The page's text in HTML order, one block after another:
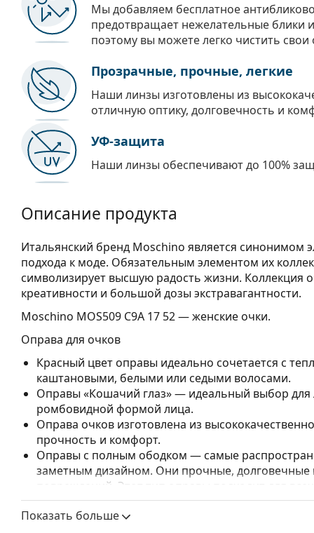
Мы добавляем бесплатное
предотвращает нежелательные блики
поэтому вы можете легко чистить свои
Прозрачные, прочные, легкие
Наши линзы изготовлены из
отличную оптику, долговечность и
УФ-защита
Наши линзы обеспечивают до 100%
Описание продукта
Итальянский бренд Moschino является синонимом
подхода к моде. Обязательным элементом их
символизирует высшую радость жизни. Коллекция
креативности и большой дозы экстравагантности.
Moschino MOS509 C9A 17 52— женские очки.
Оправа для очков
Красный цвет оправы идеально сочетается с
каштановыми, белыми или седыми волосами.
Оправы «Кошачий глаз» — идеальный выбор для
ромбовидной формой лица.
Оправа очков изготовлена из
прочность и комфорт.
Оправы с полным ободком — самые
заметным дизайном. Они прочные,
повреждений. Этот тип оправы подходит для
высокими оптическими характеристиками.
Аксессуары
Показать больше